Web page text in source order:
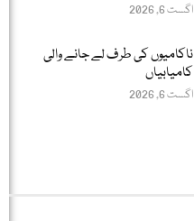
اگست 6, 2026
ناکامیوں کی طرف لے جانے والی
کامیابیاں
اگست 6, 2026